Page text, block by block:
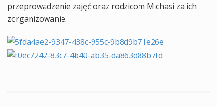
przeprowadzenie zajęć oraz rodzicom Michasi za ich
zorganizowanie.